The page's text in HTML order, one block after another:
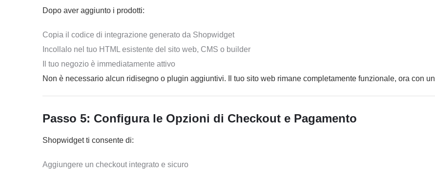
Dopo aver aggiunto i prodotti:
Copia il codice di integrazione generato da Shopwidget
Incollalo nel tuo HTML esistente del sito web, CMS o builder
Il tuo negozio è immediatamente attivo
Non è necessario alcun ridisegno o plugin aggiuntivi. Il tuo sito web rimane completamente funzionale, ora con un
Passo 5: Configura le Opzioni di Checkout e Pagamento
Shopwidget ti consente di:
Aggiungere un checkout integrato e sicuro